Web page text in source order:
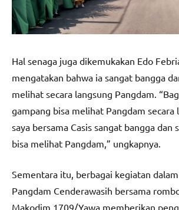
Hal senaga juga dikemukakan Edo
mengatakan bahwa ia sangat bangga
melihat secara langsung Pangdam.
gampang bisa melihat Pangdam secara
saya bersama Casis sangat bangga dan
bisa melihat Pangdam,” ungkapnya.
Sementara itu, berbagai kegiatan
Pangdam Cenderawasih bersama
Makodim 1709/Yawa memberikan